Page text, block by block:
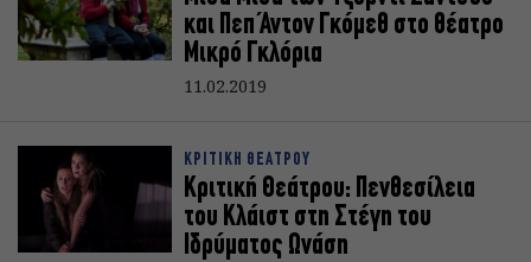
και Πεπ Άντον Γκόμεθ στο θέατρο
Μικρό Γκλόρια
11.02.2019
ΚΡΙΤΙΚΗ ΘΕΑΤΡΟΥ
Κριτική Θεάτρου: Πενθεσίλεια
του Κλάιστ στη Στέγη του
Ιδρύματος Ωνάση